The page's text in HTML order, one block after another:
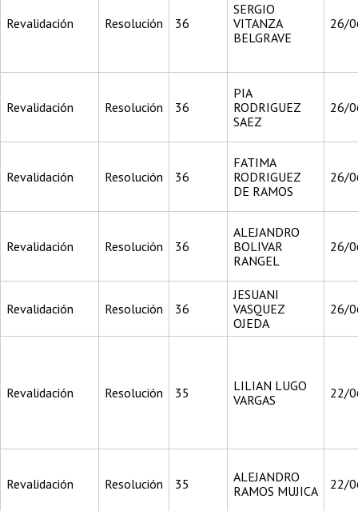
Revalidación Resolución 36
SERGIO
VITANZA
BELGRAVE
26/
Revalidación Resolución 36
PIA
RODRIGUEZ
SAEZ
26/
Revalidación Resolución 36
FATIMA
RODRIGUEZ
DE RAMOS
26/
Revalidación Resolución 36
ALEJANDRO
BOLIVAR
RANGEL
26/
Revalidación Resolución 36
JESUANI
VASQUEZ
OJEDA
26/
Revalidación Resolución 35
LILIAN LUGO
VARGAS
22/
Revalidación Resolución 35
ALEJANDRO
RAMOS MUJICA
22/